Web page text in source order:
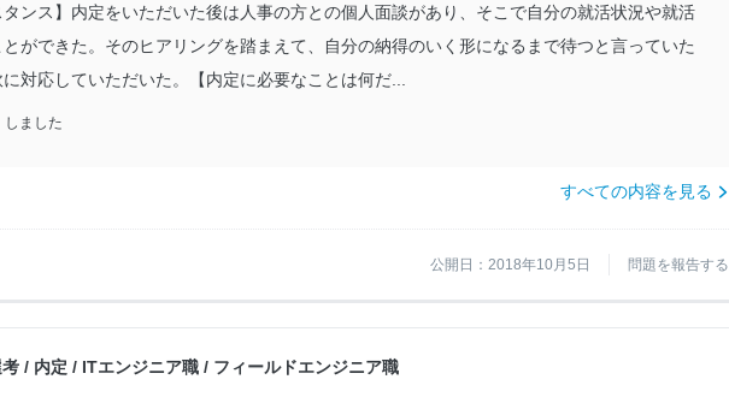
タンス】内定をいただいた後は人事の方との個人面談があり、そこで自分の就活状況や就活
ができた。そのヒアリングを踏まえて、自分の納得のいく形になるまで待つと言っていた
対応していただいた。【内定に必要なことは何だ...
しました
すべての内容を見る
公開日：2018年10月5日 問題を報告する
/ 内定 / ITエンジニア職 / フィールドエンジニア職